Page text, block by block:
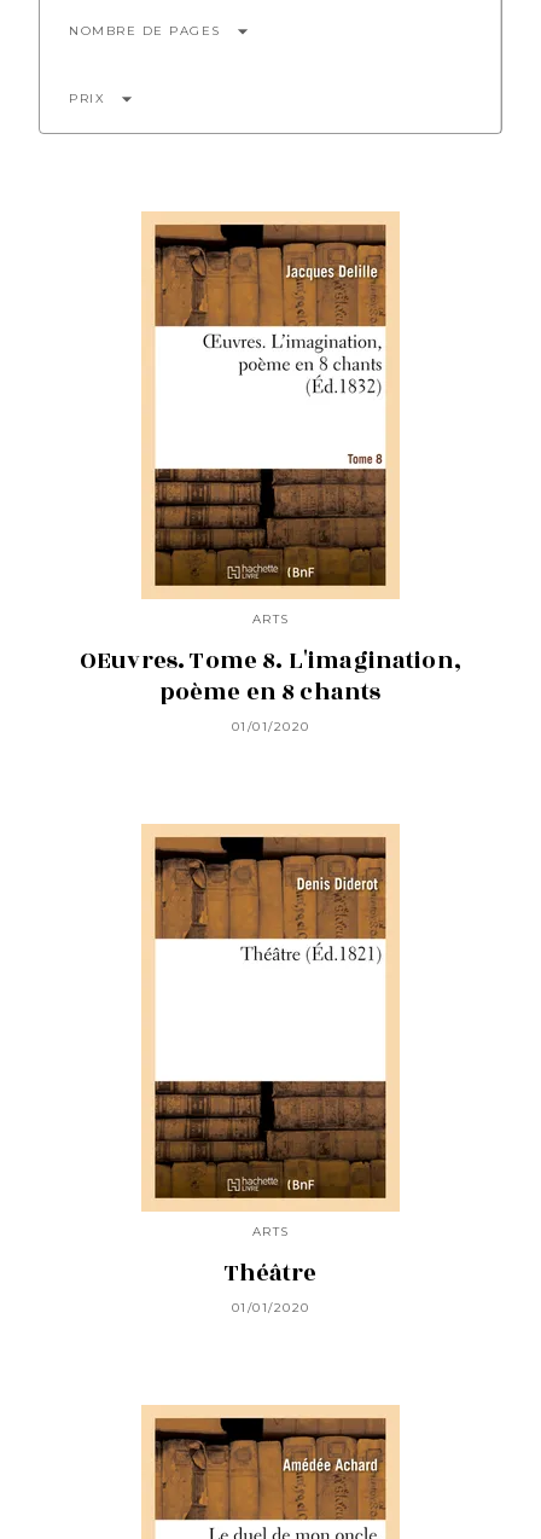
NOMBRE DE PAGES arrow_drop_down
PRIX arrow_drop_down
ARTS
OEuvres. Tome 8. L'imagination,
poème en 8 chants
01/01/2020
ARTS
Théâtre
01/01/2020